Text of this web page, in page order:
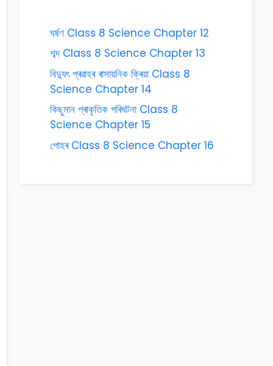
ঘৰ্ষণ Class 8 Science Chapter 12
শব্দ Class 8 Science Chapter 13
বিদ্যুৎ প্ৰৱাহৰ ৰাসায়নিক ক্ৰিয়া Class 8
Science Chapter 14
কিছুমান প্ৰাকৃতিক পৰিঘটনা Class 8
Science Chapter 15
পোহৰ Class 8 Science Chapter 16